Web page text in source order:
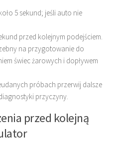
5 sekund; jeśli auto nie
przed kolejnym podejściem.
na przygotowanie do
świec żarowych i dopływem
próbach przerwij dalsze
przyczyny.
przed kolejną